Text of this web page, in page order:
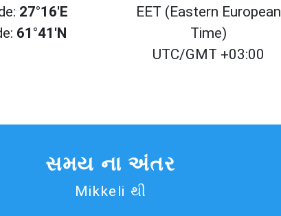
27°16'E
61°41'N
EET (Eastern European
Time)
UTC/GMT +03:00
સમય ના અંતર
Mikkeli થી